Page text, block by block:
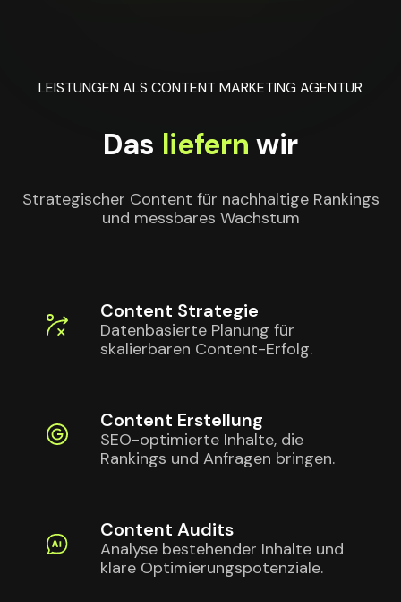
LEISTUNGEN ALS CONTENT MARKETING AGENTUR
Das liefernwir
Strategischer Content für nachhaltige Rankings
und messbares Wachstum
Content Strategie
Datenbasierte Planung für
skalierbaren Content-Erfolg.
Content Erstellung
SEO-optimierte Inhalte, die
Rankings und Anfragen bringen.
Content Audits
Analyse bestehender Inhalte und
klare Optimierungspotenziale.